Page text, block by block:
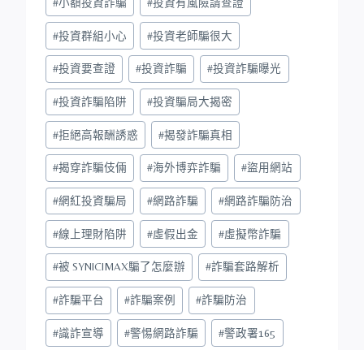
#投資群組小心 #投資老師騙很大
#投資要查證 #投資詐騙 #投資詐騙曝光
#投資詐騙陷阱 #投資騙局大揭密
#拒絕高報酬誘惑 #揭發詐騙真相
#揭穿詐騙伎倆 #海外博弈詐騙 #盜用網站
#網紅投資騙局 #網路詐騙 #網路詐騙防治
#線上理財陷阱 #虛假出金 #虛擬幣詐騙
#被 SYNICIMAX騙了怎麼辦 #詐騙套路解析
#詐騙平台 #詐騙案例 #詐騙防治
#識詐宣導 #警惕網路詐騙 #警政署165